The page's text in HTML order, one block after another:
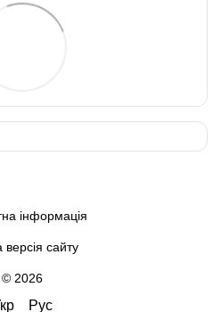
інформація
версія сайту
© 2026
Рус